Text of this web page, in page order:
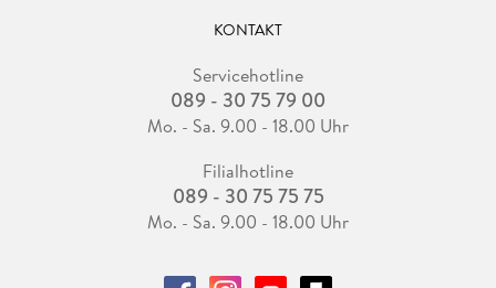
KONTAKT
Servicehotline
089 - 30 75 79 00
Mo. - Sa. 9.00 - 18.00 Uhr
Filialhotline
089 - 30 75 75 75
Mo. - Sa. 9.00 - 18.00 Uhr